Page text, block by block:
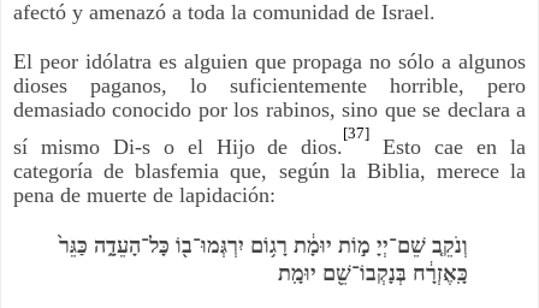
afectó y amenazó a toda la comunidad de Israel.
El peor idólatra es alguien que propaga no sólo a algunos
dioses paganos, lo suficientemente horrible, pero
demasiado conocido por los rabinos, sino que se declara a
sí mismo Di-s o el Hijo de dios.
[37]
Esto cae en la
categoría de blasfemia que, según la Biblia, merece la
pena de muerte de lapidación:
וְנֹקֵ֤ב שֵׁם־יְיָ מ֣וֹת יוּמָ֔ת רָג֥וֹם יִרְגְּמוּ־ב֖וֹ כָּל־הָעֵדָ֑ה כַּגֵּר֙
כָּֽאֶזְרָ֔ח בְּנָקְבוֹ־שֵׁ֖ם יוּמָֽת